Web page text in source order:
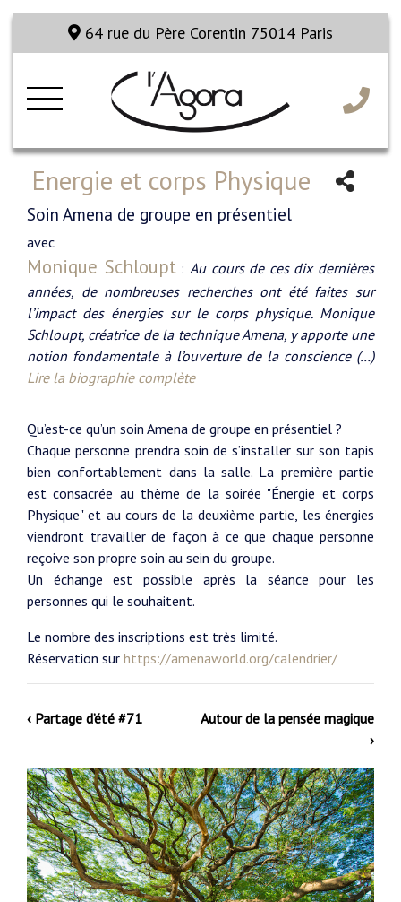
64 rue du Père Corentin 75014 Paris
Energie et corps Physique
Soin Amena de groupe en présentiel
avec
Monique Schloupt: Au cours de ces dix dernières
années, de nombreuses recherches ont été faites sur
l’impact des énergies sur le corps physique. Monique
Schloupt, créatrice de la technique Amena, y apporte une
notion fondamentale à l’ouverture de la conscience (…)
Lire la biographie complète
Qu’est-ce qu’un soin Amena de groupe en présentiel ?
Chaque personne prendra soin de s’installer sur son tapis
bien confortablement dans la salle. La première partie
est consacrée au thème de la soirée "Énergie et corps
Physique" et au cours de la deuxième partie, les énergies
viendront travailler de façon à ce que chaque personne
reçoive son propre soin au sein du groupe.
Un échange est possible après la séance pour les
personnes qui le souhaitent.
Le nombre des inscriptions est très limité.
Réservation sur https://amenaworld.org/calendrier/
‹ Partage d’été #71
Autour de la pensée magique
›